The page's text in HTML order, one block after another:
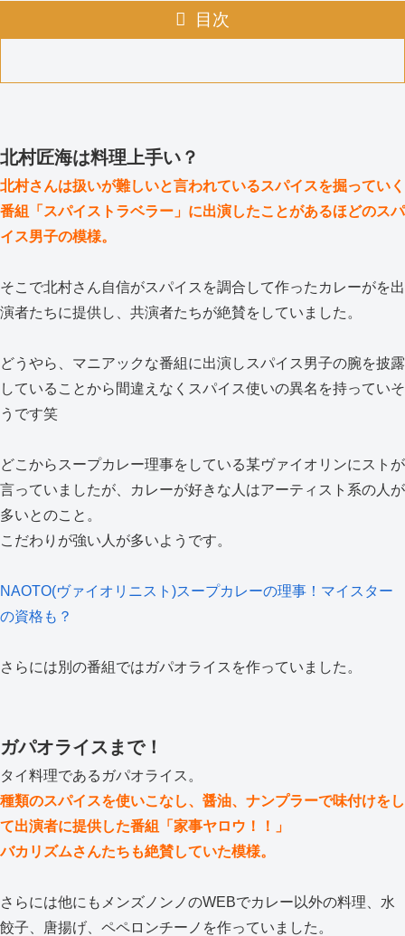
目次
北村匠海は料理上手い？
北村さんは扱いが難しいと言われているスパイスを掘っていく
番組「スパイストラベラー」に出演したことがあるほどのスパ
イス男子の模様。
そこで北村さん自信がスパイスを調合して作ったカレーがを出
演者たちに提供し、共演者たちが絶賛をしていました。
どうやら、マニアックな番組に出演しスパイス男子の腕を披露
していることから間違えなくスパイス使いの異名を持っていそ
うです笑
どこからスープカレー理事をしている某ヴァイオリンにストが
言っていましたが、カレーが好きな人はアーティスト系の人が
多いとのこと。
こだわりが強い人が多いようです。
NAOTO(ヴァイオリニスト)スープカレーの理事！マイスター
の資格も？
さらには別の番組ではガパオライスを作っていました。
ガパオライスまで！
タイ料理であるガパオライス。
種類のスパイスを使いこなし、醤油、ナンプラーで味付けをし
て出演者に提供した番組「家事ヤロウ！！」
バカリズムさんたちも絶賛していた模様。
さらには他にもメンズノンノのWEBでカレー以外の料理、水
餃子、唐揚げ、ペペロンチーノを作っていました。